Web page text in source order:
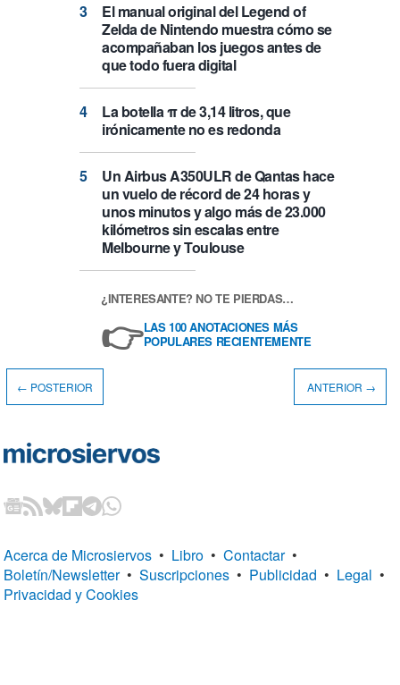
El manual original del Legend of
Zelda de Nintendo muestra cómo se
acompañaban los juegos antes de
que todo fuera digital
La botella π de 3,14 litros, que
irónicamente no es redonda
Un Airbus A350ULR de Qantas hace
un vuelo de récord de 24 horas y
unos minutos y algo más de 23.000
kilómetros sin escalas entre
Melbourne y Toulouse
¿INTERESANTE? NO TE PIERDAS…
👉LAS 100 ANOTACIONES MÁS
POPULARES RECIENTEMENTE
← POSTERIOR ANTERIOR →
Acerca de Microsiervos • Libro • Contactar •
Boletín/Newsletter • Suscripciones • Publicidad • Legal •
Privacidad y Cookies